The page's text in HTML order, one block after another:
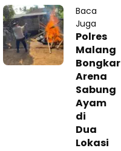
Baca
Juga
Polres
Malang
Bongkar
Arena
Sabung
Ayam
di
Dua
Lokasi